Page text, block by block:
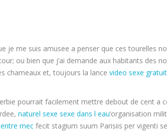
je me suis amusee a penser que ces tourelles
ou bien que j’ai demande aux habitants des
chameaux et, toujours la lance video sexe
pourrait facilement mettre debout de cent a
naturel sexe sexe dans l eau‘organisation
mec fecit stagium suum Parisiis per vigenti